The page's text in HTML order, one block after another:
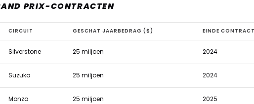
PRIX-CONTRACTEN
CIRCUIT GESCHAT JAARBEDRAG ($) EINDE CONTRACT
Silverstone 25 miljoen 2024
Suzuka 25 miljoen 2024
Monza 25 miljoen 2025